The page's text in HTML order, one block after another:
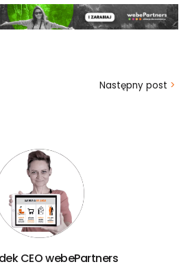
Następny post >
CEO webePartners